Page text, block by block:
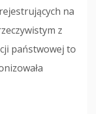
na
z
państwowej to